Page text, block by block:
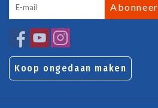
Abonneer
Koop ongedaan maken